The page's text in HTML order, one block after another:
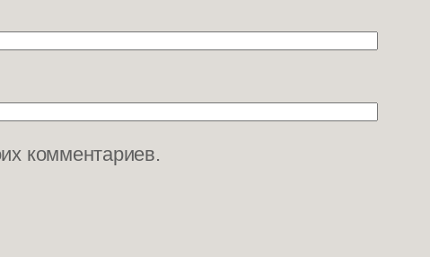
комментариев.